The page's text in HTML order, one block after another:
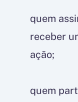
quem
receber
ação;
quem